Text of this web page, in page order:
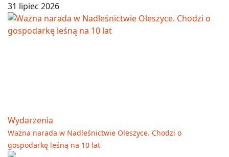
31 lipiec 2026
Wydarzenia
Ważna narada w Nadleśnictwie Oleszyce. Chodzi o
gospodarkę leśną na 10 lat